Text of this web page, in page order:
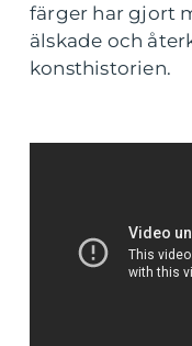
färger har gjort
älskade och
konsthistorien.